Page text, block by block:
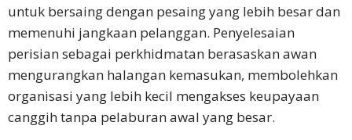
untuk bersaing dengan pesaing yang lebih besar dan
memenuhi jangkaan pelanggan. Penyelesaian
perisian sebagai perkhidmatan berasaskan awan
mengurangkan halangan kemasukan, membolehkan
organisasi yang lebih kecil mengakses keupayaan
canggih tanpa pelaburan awal yang besar.